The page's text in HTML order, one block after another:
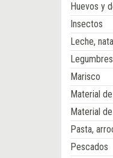
Huevos y
Insectos
Leche,
Legumbres
Marisco
Material
Material
Pasta,
Pescados